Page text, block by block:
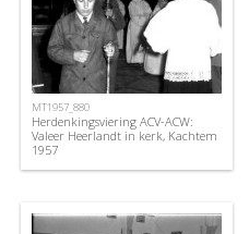
MT1957_880
Herdenkingsviering ACV-ACW:
Valeer Heerlandt in kerk, Kachtem
1957